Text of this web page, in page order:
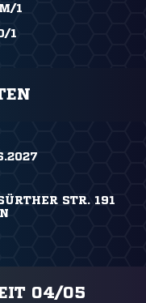
1
1
STR. 191
04/05